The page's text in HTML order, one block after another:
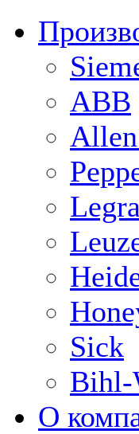
ABB
Sick
Bihl-
О